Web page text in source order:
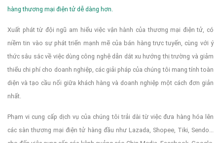
hàng thương mại điện tử dễ dàng hơn.
Xuất phát từ đội ngũ am hiểu việc vận hành của thương mại điện tử, có
niềm tin vào sự phát triển mạnh mẽ của bán hàng trực tuyến, cùng với ý
thức sâu sắc về việc dùng công nghệ dẫn dắt xu hướng thị trường và giảm
thiểu chi phí cho doanh nghiệp, các giải pháp của chúng tôi mang tính toàn
diện và tạo cầu nối giữa khách hàng và doanh nghiệp một cách đơn giản
nhất.
Phạm vi cung cấp dịch vụ của chúng tôi trải dài từ việc đưa hàng hóa lên
các sàn thương mại điện tử hàng đầu như Lazada, Shopee, Tiki, Sendo...